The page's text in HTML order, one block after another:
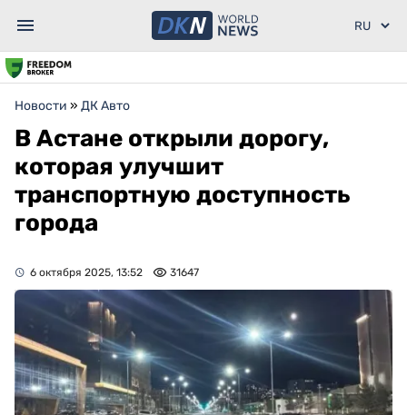
Новости » ДК Авто
В Астане открыли дорогу,
которая улучшит
транспортную доступность
города
6 октября 2025, 13:52 31647